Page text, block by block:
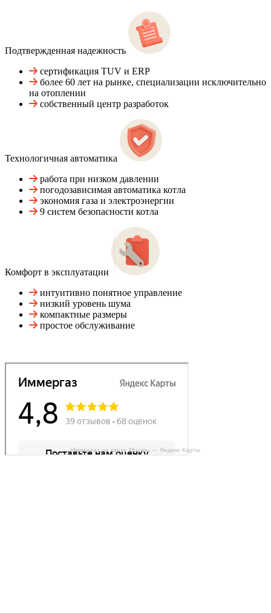
Подтвержденная надежность
сертификация TUV и ERP
более 60 лет на рынке, специализации исключительно
на отоплении
собственный центр разработок
Технологичная автоматика
работа при низком давлении
погодозависимая автоматика котла
экономия газа и электроэнергии
9 систем безопасности котла
Комфорт в эксплуатации
интуитивно понятное управление
низкий уровень шума
компактные размеры
простое обслуживание
Иммергаз на карте Москвы — Яндекс Карты